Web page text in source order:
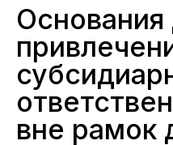
Основания
вне рамок